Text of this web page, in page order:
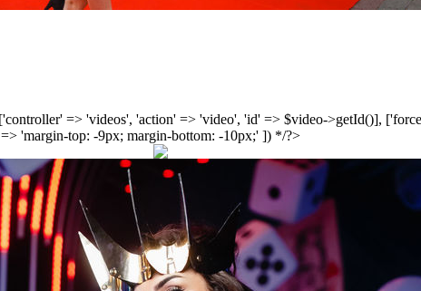
=> 'videos', 'action' => 'video', 'id' => $video->getId()],
'margin-top: -9px; margin-bottom: -10px;' ]) */?>